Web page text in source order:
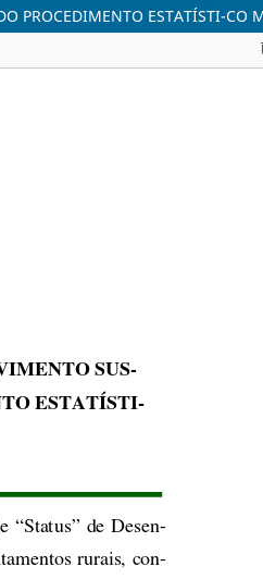
PROCEDIMENTO ESTATÍSTI-CO